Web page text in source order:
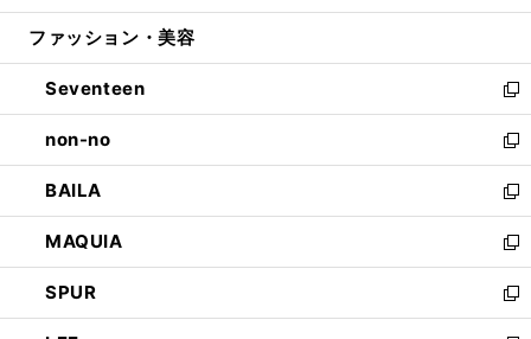
開
ウ
開
く
ン
ウ
で
開
く
ウ
ン
ド
ウ
で
開
く
ファッション・美容
Seventeen
新
し
い
ウ
ィ
ン
ド
ウ
で
開
non-no
新
し
い
ウ
ィ
ン
ド
ウ
BAILA
新
し
い
ウ
ィ
ン
MAQUIA
新
し
い
ウ
SPUR
新
し